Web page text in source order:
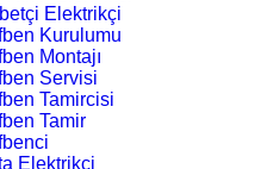
Elektrikçi
Kurulumu
Montajı
Servisi
Tamircisi
Tamir
Elektrikçi